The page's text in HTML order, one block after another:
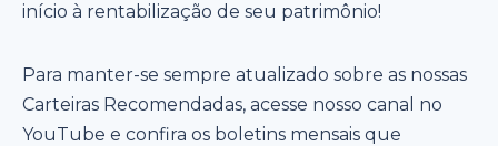
início à rentabilização de seu patrimônio!
Para manter-se sempre atualizado sobre as nossas
Carteiras Recomendadas, acesse nosso canal no
YouTube e confira os boletins mensais que